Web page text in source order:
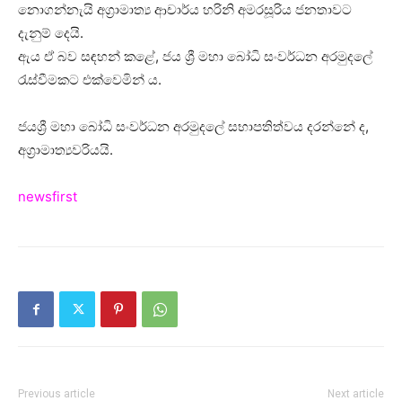
නොගන්නැයි අග්‍රාමාත්‍ය ආචාර්ය හරිනි අමරසූරිය ජනතාවට
දැනුම් දෙයි.
ඇය ඒ බව සඳහන් කළේ, ජය ශ්‍රී මහා බෝධි සංවර්ධන අරමුදලේ
රැස්වීමකට එක්වෙමින් ය.
ජයශ්‍රී මහා බෝධි සංවර්ධන අරමුදලේ සභාපතිත්වය දරන්නේ ද,
අග්‍රාමාත්‍යවරියයි.
newsfirst
Previous article Next article